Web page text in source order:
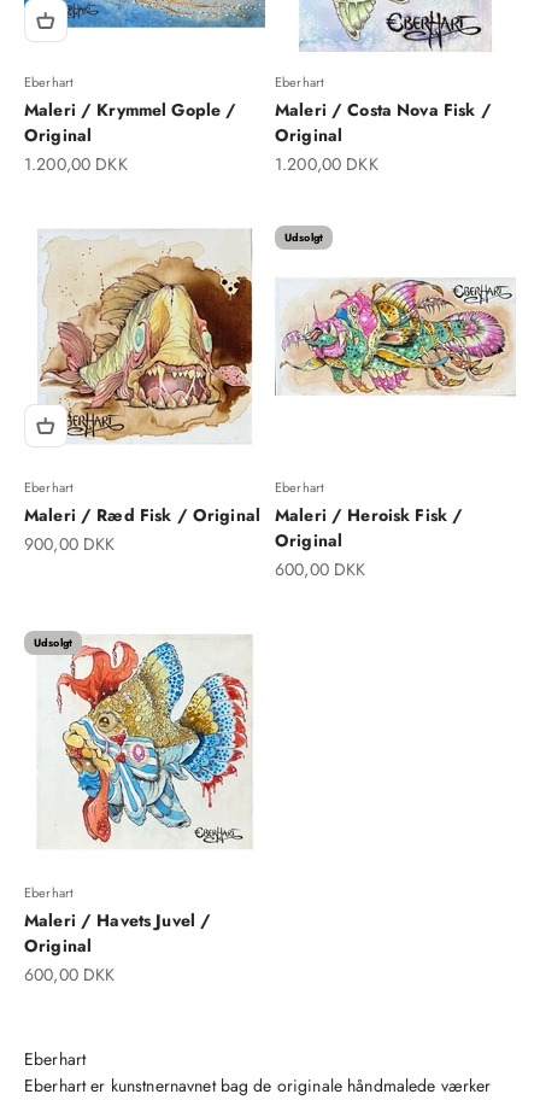
Eberhart
Maleri / Krymmel Gople /
Original
Salgspris
1.200,00 DKK
Eberhart
Maleri / Costa Nova Fisk /
Original
Salgspris
1.200,00 DKK
Eberhart
Maleri / Ræd Fisk / Original
Salgspris
900,00 DKK
Udsolgt
Eberhart
Maleri / Heroisk Fisk /
Original
Salgspris
600,00 DKK
Udsolgt
Eberhart
Maleri / Havets Juvel /
Original
Salgspris
600,00 DKK
Eberhart
Eberhart er kunstnernavnet bag de originale håndmalede værker